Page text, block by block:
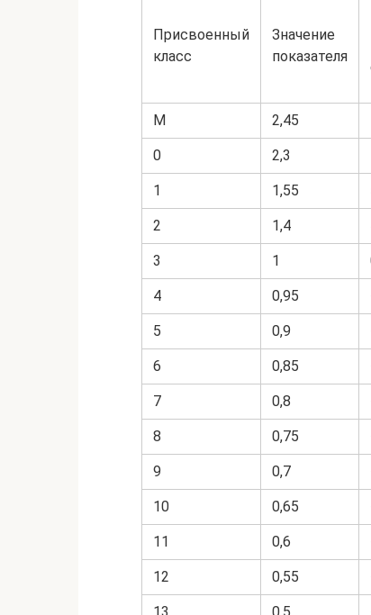
Присвоенный
класс
Значение
показателя
М 2,45
0 2,3
1 1,55
2 1,4
3 1
4 0,95
5 0,9
6 0,85
7 0,8
8 0,75
9 0,7
10 0,65
11 0,6
12 0,55